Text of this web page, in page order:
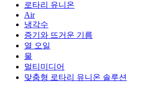
로타리 유니온
Air
냉각수
증기와 뜨거운 기름
열 오일
물
멀티미디어
맞춤형 로타리 유니온 솔루션